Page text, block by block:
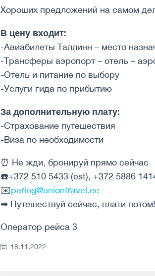
Хороших предложений на самом
В цену входит:
-Авиабилеты Таллинн – место
-Трансферы аэропорт – отель –
-Отель и питание по выбору
-Услуги гида по прибытию
За дополнительную плату:
-Страхование путешествия
-Виза по необходимости
⏰ Не жди, бронируй прямо сейчас
☎️+372 510 5433 (est), +372 5886
✉️paring@uniontravel.ee
➡ Путешествуй сейчас, плати
Оператор рейса 3
18.11.2022